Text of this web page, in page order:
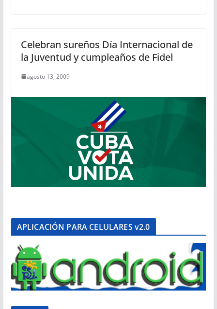
Celebran sureños Día Internacional de
la Juventud y cumpleaños de Fidel
agosto 13, 2009
APLICACIÓN PARA CELULARES v2.0